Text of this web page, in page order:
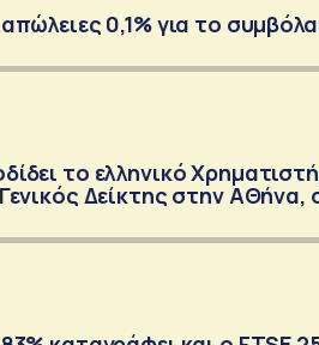
0,1% για το
το ελληνικό
Δείκτης στην